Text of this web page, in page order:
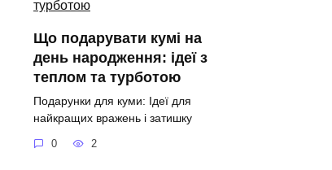
Що подарувати кумі на
день народження: ідеї з
теплом та турботою
Подарунки для куми: Ідеї для
найкращих вражень і затишку
0 2